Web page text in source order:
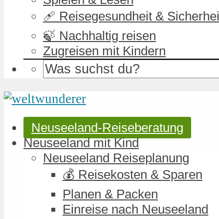
🩹 Reisegesundheit &
🍃 Nachhaltig reisen
Zugreisen mit Kindern
Neuseeland-Reiseberatung
Neuseeland mit Kind
Neuseeland Reiseplanung
💰 Reisekosten & Sparen
Planen & Packen
Einreise nach Neuseeland